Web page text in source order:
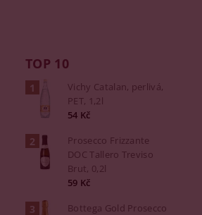
TOP 10
Vichy Catalan, perlivá,
PET, 1,2l
54 Kč
Prosecco Frizzante
DOC Tallero Treviso
Brut, 0,2l
59 Kč
Bottega Gold Prosecco